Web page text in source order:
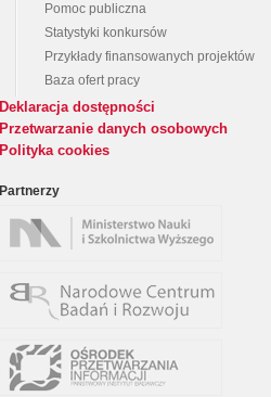
Pomoc publiczna
Statystyki konkursów
Przykłady finansowanych projektów
Baza ofert pracy
Deklaracja dostępności
Przetwarzanie danych osobowych
Polityka cookies
Partnerzy